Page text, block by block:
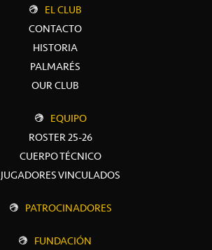
EL CLUB
CONTACTO
HISTORIA
PALMARÉS
OUR CLUB
EQUIPO
ROSTER 25-26
CUERPO TÉCNICO
JUGADORES VINCULADOS
PATROCINADORES
FUNDACIÓN